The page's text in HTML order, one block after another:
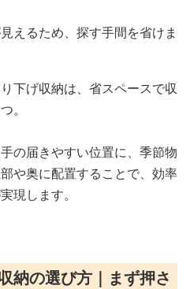
えるため、探す手間を省けま
下げ収納は、省スペースで収
。
の届きやすい位置に、季節物
や奥に配置することで、効率
現します。
納の選び方｜まず押さ